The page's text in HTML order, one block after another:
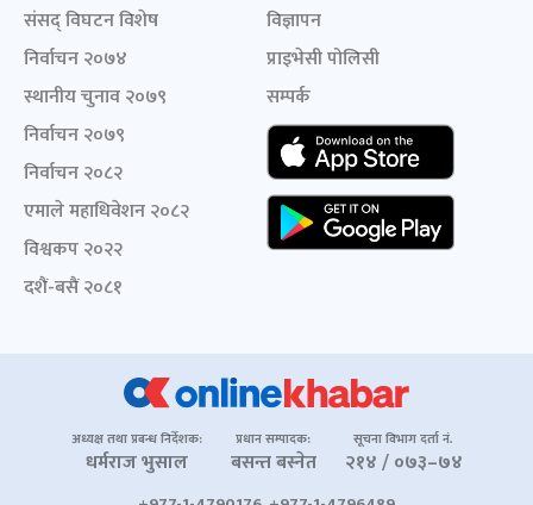
संसद् विघटन विशेष
निर्वाचन २०७४
स्थानीय चुनाव २०७९
निर्वाचन २०७९
निर्वाचन २०८२
एमाले महाधिवेशन २०८२
विश्वकप २०२२
दशैं-बसैं २०८१
विज्ञापन
प्राइभेसी पोलिसी
सम्पर्क
अध्यक्ष तथा प्रबन्ध निर्देशक:
धर्मराज भुसाल
प्रधान सम्पादक:
बसन्त बस्नेत
सूचना विभाग दर्ता नं.
२१४ / ०७३–७४